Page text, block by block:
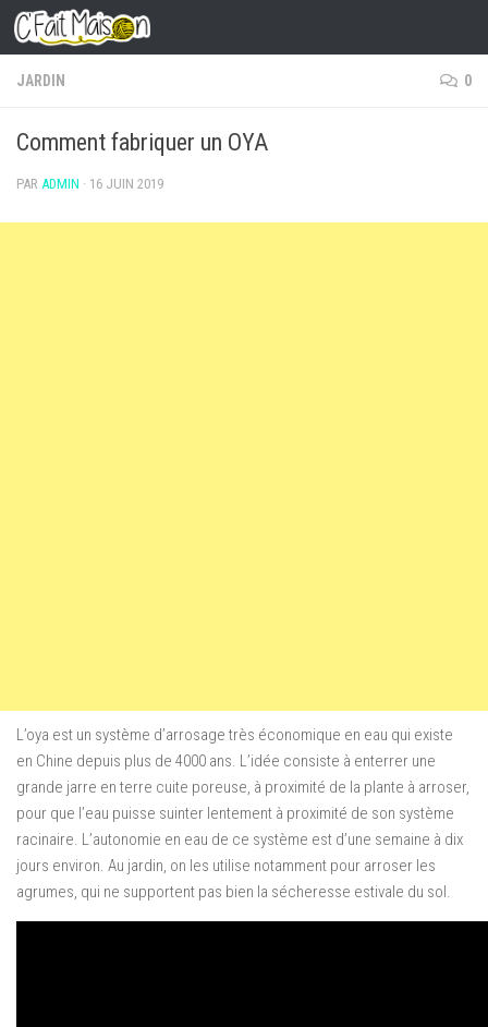
Skip to content
JARDIN 0
Comment fabriquer un OYA
PAR ADMIN · 16 JUIN 2019
L’oya est un système d’arrosage très économique en eau qui existe
en Chine depuis plus de 4000 ans. L’idée consiste à enterrer une
grande jarre en terre cuite poreuse, à proximité de la plante à arroser,
pour que l’eau puisse suinter lentement à proximité de son système
racinaire. L’autonomie en eau de ce système est d’une semaine à dix
jours environ. Au jardin, on les utilise notamment pour arroser les
agrumes, qui ne supportent pas bien la sécheresse estivale du sol.